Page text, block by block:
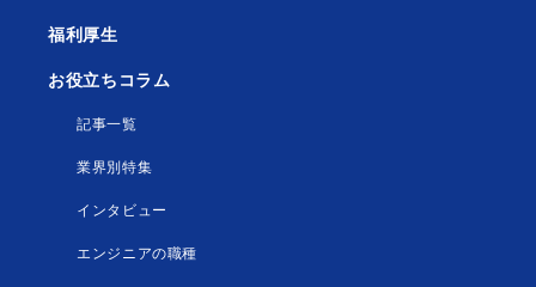
福利厚生
お役立ちコラム
記事一覧
業界別特集
インタビュー
エンジニアの職種